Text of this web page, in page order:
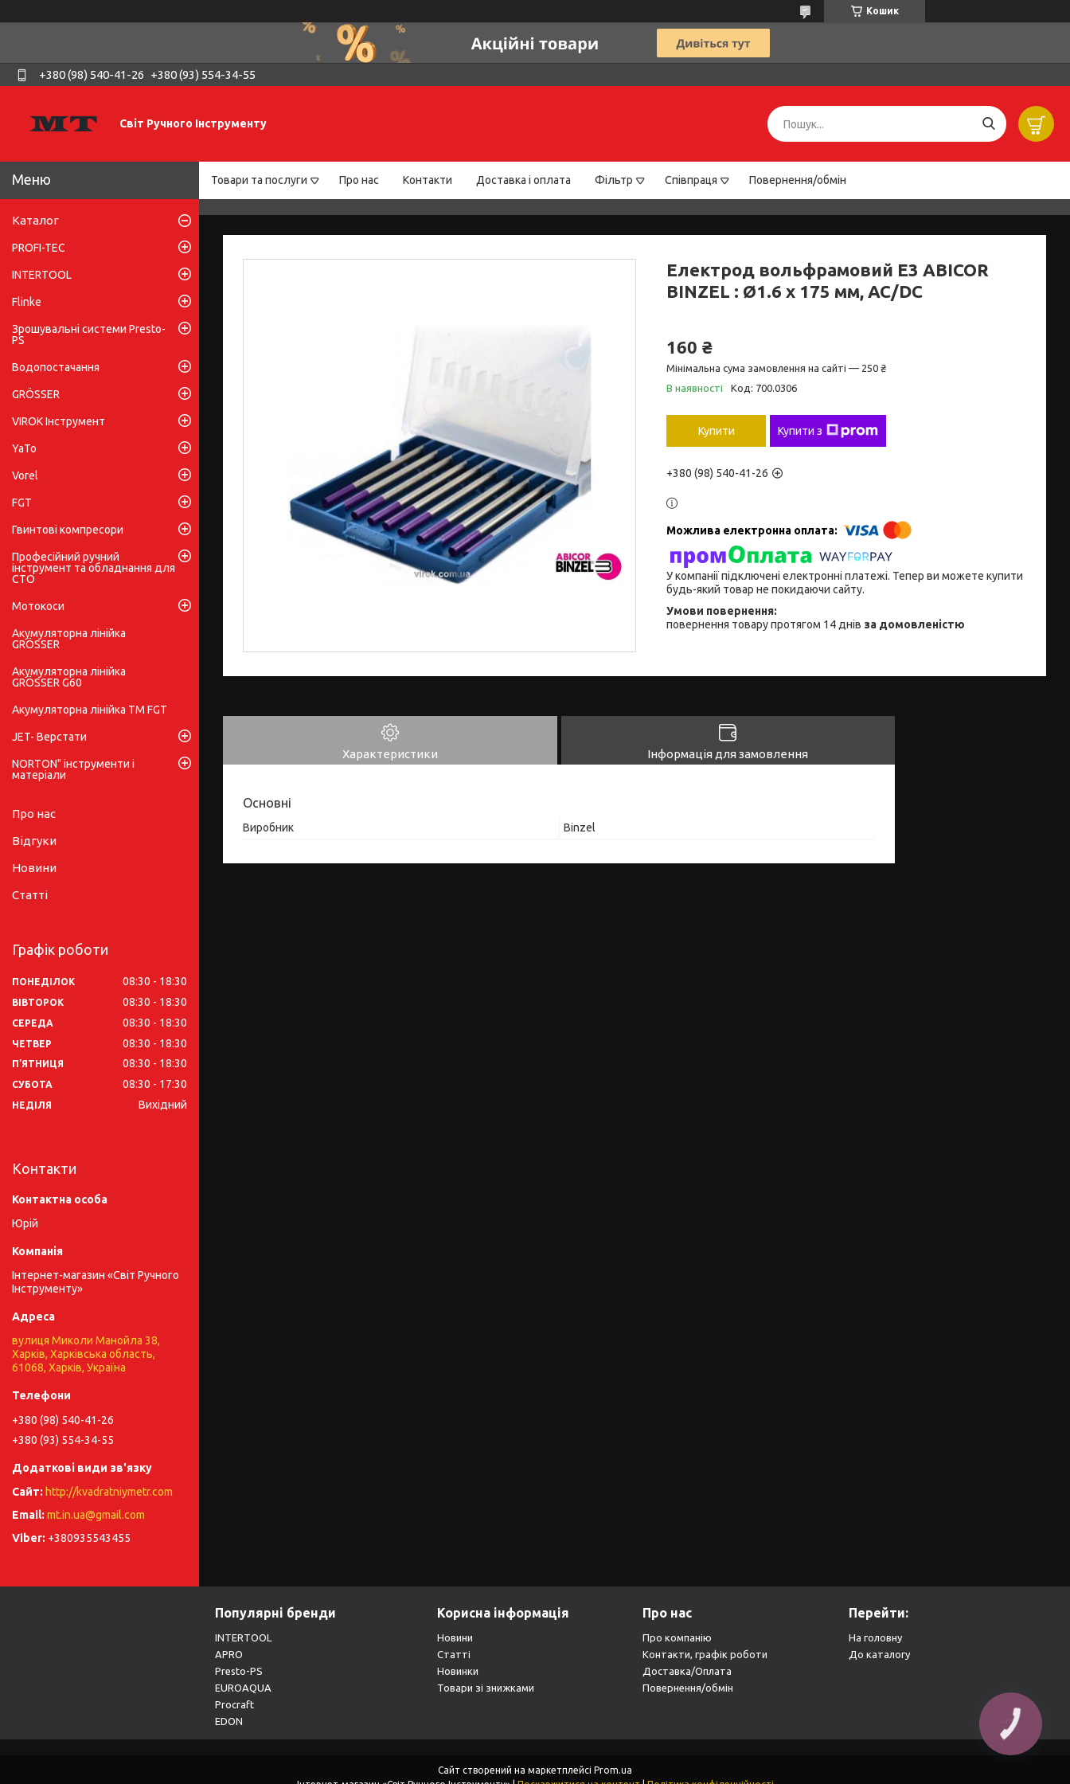
Кошик
+380 (98) 540-41-26 +380 (93) 554-34-55
Світ Ручного Інструменту
Товари та послуги Про нас Контакти Доставка і оплата Фільтр Співпраця Повернення/обмін
Електрод вольфрамовий E3 ABICOR
BINZEL : Ø1.6 x 175 мм, AC/DC
160 ₴
Мінімальна сума замовлення на сайті — 250 ₴
В наявності
Код: 700.0306
Купити Купити з
+380 (98) 540-41-26
У компанії підключені електронні платежі. Тепер ви можете купити
будь-який товар не покидаючи сайту.
повернення товару протягом 14 днів за домовленістю
Характеристики Інформація для замовлення
Основні
Виробник Binzel
Каталог
PROFI-TEC
INTERTOOL
Flinke
Зрошувальні системи Presto-
PS
Водопостачання
GRÖSSER
VIROK Інструмент
YaTo
Vorel
FGT
Гвинтові компресори
Професійний ручний
інструмент та обладнання для
СТО
Мотокоси
Акумуляторна лінійка
GRÖSSER
Акумуляторна лінійка
GRÖSSER G60
Акумуляторна лінійка ТМ FGT
JET- Верстати
NORTON" інструменти і
матеріали
Про нас
Відгуки
Новини
Статті
Графік роботи
ПОНЕДІЛОК 08:30 18:30
ВІВТОРОК 08:30 18:30
СЕРЕДА 08:30 18:30
ЧЕТВЕР 08:30 18:30
ПʼЯТНИЦЯ 08:30 18:30
СУБОТА 08:30 17:30
НЕДІЛЯ Вихідний
Контакти
Юрій
Інтернет-магазин «Світ Ручного
Інструменту»
вулиця Миколи Манойла 38,
Харків, Харківська область,
61068, Харків, Україна
+380 (98) 540-41-26
+380 (93) 554-34-55
http://kvadratniymetr.com
mt.in.ua@gmail.com
+380935543455
Популярні бренди
INTERTOOL
APRO
Presto-PS
EUROAQUA
Procraft
EDON
Корисна інформація
Новини
Статті
Новинки
Товари зі знижками
Про нас
Про компанію
Контакти, графік роботи
Доставка/Оплата
Повернення/обмін
Перейти:
На головну
До каталогу
Сайт створений на маркетплейсі Prom.ua
КНОПКА
ЗВ'ЯЗКУ